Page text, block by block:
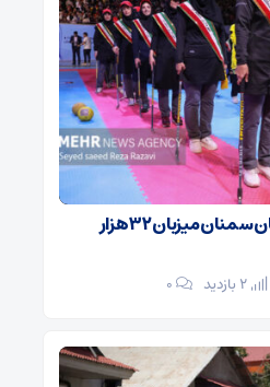
۲۷۹ پایگاه تابستانی استان سمنان میزبان ۳۲ هزار
۰